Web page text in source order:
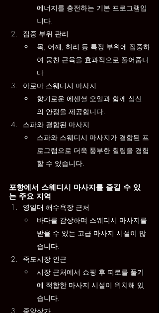
에너지를 충전하는 기본 프로그램입
니다.
집중 부위 관리
목, 어깨, 허리 등 특정 부위에 집중하
여 뭉친 근육을 효과적으로 풀어줍니
다.
아로마 스웨디시 마사지
향기로운 에센셜 오일과 함께 심신
의 안정을 제공합니다.
스파와 결합된 마사지
스파와 스웨디시 마사지가 결합된 프
로그램으로 더욱 풍부한 힐링을 경험
할 수 있습니다.
포항에서 스웨디시 마사지를 즐길 수 있
는 주요 지역
영일대 해수욕장 근처
바다를 감상하며 스웨디시 마사지를
받을 수 있는 고급 마사지 시설이 많
습니다.
죽도시장 인근
시장 근처에서 쇼핑 후 피로를 풀기
에 적합한 마사지 시설이 위치해 있
습니다.
중앙상가